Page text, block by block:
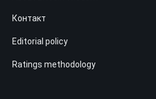
Контакт
Editorial policy
Ratings methodology